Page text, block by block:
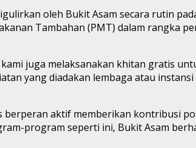
oleh Bukit Asam secara rutin
Tambahan (PMT) dalam rangka
juga melaksanakan khitan gratis
yang diadakan lembaga atau
aktif memberikan kontribusi
program seperti ini, Bukit Asam